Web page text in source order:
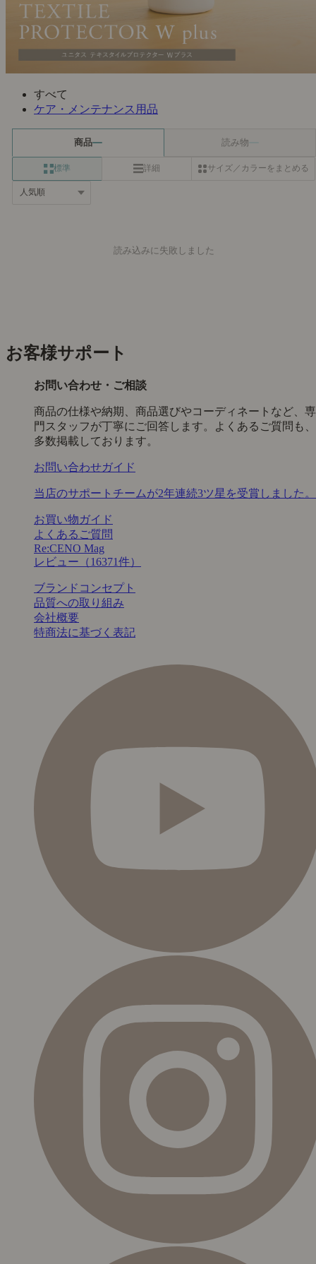
すべて
ケア・メンテナンス用品
商品 読み物
標準 詳細 サイズ／カラーをまとめる
読み込みに失敗しました
お客様サポート
お問い合わせ・ご相談
商品の仕様や納期、商品選びやコーディネートなど、専
門スタッフが丁寧にご回答します。よくあるご質問も、
多数掲載しております。
お問い合わせガイド
当店のサポートチームが2年連続3ツ星を受賞しました。
お買い物ガイド
よくあるご質問
Re:CENO Mag
レビュー（16371件）
ブランドコンセプト
品質への取り組み
会社概要
特商法に基づく表記